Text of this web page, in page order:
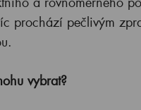
prochází pečlivým
vybrat?